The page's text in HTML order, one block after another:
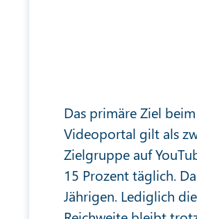
Das primäre Ziel
Videoportal gilt als
Zielgruppe auf
15 Prozent täglich.
Jährigen. Lediglich